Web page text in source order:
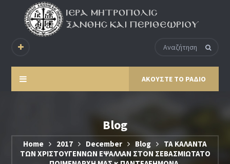
ΑΚΟΥΣΤΕ ΤΟ ΡΑΔΙΟ
Blog
Home 2017 December Blog
ΤΑ ΚΑΛΑΝΤΑ
ΤΩΝ ΧΡΙΣΤΟΥΓΕΝΝΩΝ ΕΨΑΛΛΑΝ ΣΤΟΝ ΣΕΒΑΣΜΙΩΤΑΤΟ